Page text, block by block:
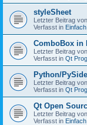
styleSheet
Letzter Beitrag von
Verfasst in
ComboBox in
Letzter Beitrag von
Verfasst in Qt
Python/
Letzter Beitrag von
Verfasst in Qt
Qt Open
Letzter Beitrag von
Verfasst in